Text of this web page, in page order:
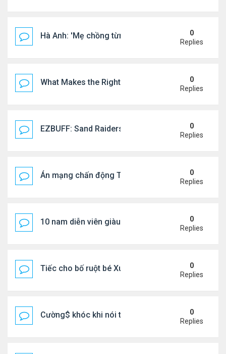
Hà Anh: 'Mẹ chồng từng ngạc nhiên vì tôi luôn trả
0
Replies
What Makes the Right Retail POS Matter?0
Replies
EZBUFF: Sand Raiders of Sophie Farming
0
Replies
Án mạng chấn động Thái lan: hai chị em người
0
Replies
10 nam diễn viên giàu nhất Trung Quốc 2026
0
Replies
Tiếc cho bố ruột bé Xuân Mai ở Mỹ
0
Replies
Cường$ khóc khi nói thật về hôn nhân
0
Replies